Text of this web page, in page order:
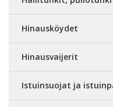
Hinausköydet
Hinausvaijerit
Istuinsuojat ja